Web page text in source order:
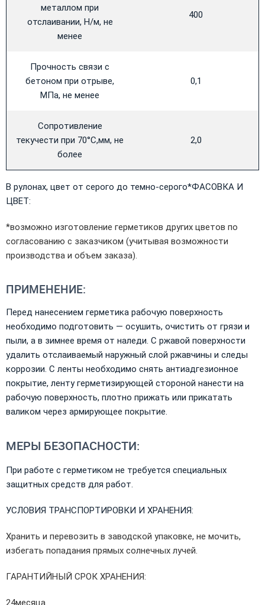
металлом при
отслаивании, Н/м, не
менее
400
Прочность связи с
бетоном при отрыве,
МПа, не менее
0,1
Сопротивление
текучести при 70°С,мм, не
более
2,0
В рулонах, цвет от серого до темно-серого*ФАСОВКА И
ЦВЕТ:
*возможно изготовление герметиков других цветов по
согласованию с заказчиком (учитывая возможности
производства и объем заказа).
ПРИМЕНЕНИЕ:
Перед нанесением герметика рабочую поверхность
необходимо подготовить — осушить, очистить от грязи и
пыли, а в зимнее время от наледи. С ржавой поверхности
удалить отслаиваемый наружный слой ржавчины и следы
коррозии. С ленты необходимо снять антиадгезионное
покрытие, ленту герметизирующей стороной нанести на
рабочую поверхность, плотно прижать или прикатать
валиком через армирующее покрытие.
МЕРЫ БЕЗОПАСНОСТИ:
При работе с герметиком не требуется специальных
защитных средств для работ.
УСЛОВИЯ ТРАНСПОРТИРОВКИ И ХРАНЕНИЯ:
Хранить и перевозить в заводской упаковке, не мочить,
избегать попадания прямых солнечных лучей.
ГАРАНТИЙНЫЙ СРОК ХРАНЕНИЯ:
24месяца.